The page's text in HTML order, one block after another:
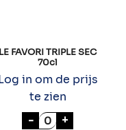
LE FAVORI TRIPLE SEC
70cl
in om de prijs
te zien
- LE FAVORI
+